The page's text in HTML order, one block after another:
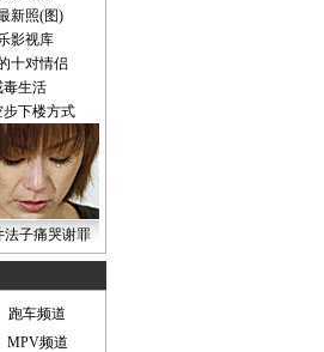
新照(图)
影视库
十对情侣
毒生活
下楼方式
法子痛哭谢罪
跑车频道
MPV频道